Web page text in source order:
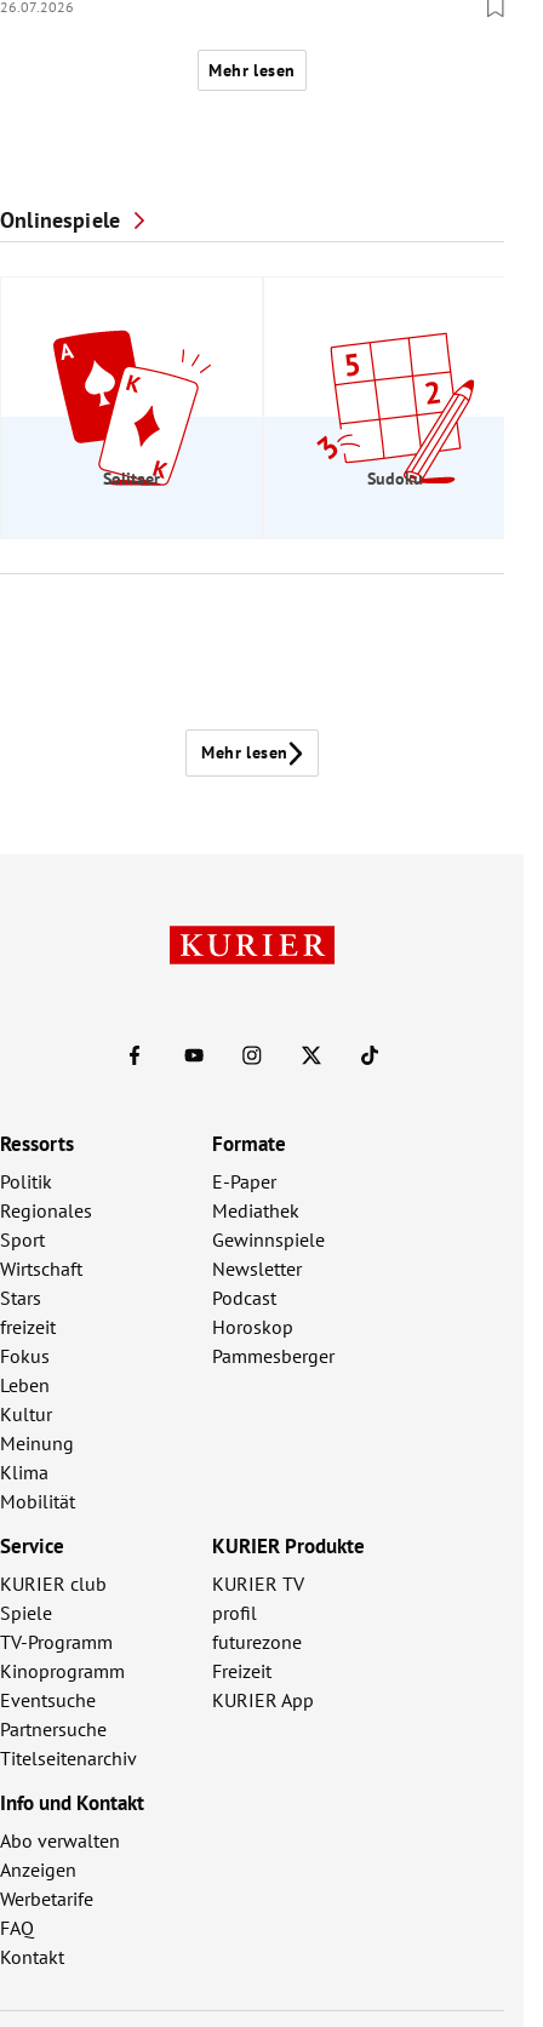
26.07.2026
Mehr lesen
Onlinespiele
Solitaer Sudoku
Mehr lesen
Ressorts
Politik
Regionales
Sport
Wirtschaft
Stars
freizeit
Fokus
Leben
Kultur
Meinung
Klima
Mobilität
Formate
E-Paper
Mediathek
Gewinnspiele
Newsletter
Podcast
Horoskop
Pammesberger
Service
KURIER club
Spiele
TV-Programm
Kinoprogramm
Eventsuche
Partnersuche
Titelseitenarchiv
KURIER Produkte
KURIER TV
profil
futurezone
Freizeit
KURIER App
Info und Kontakt
Abo verwalten
Anzeigen
Werbetarife
FAQ
Kontakt